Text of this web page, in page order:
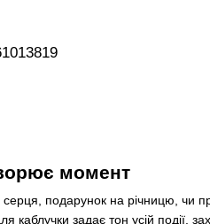
момент
подарунок на річницю, чи
задає тон усій події,